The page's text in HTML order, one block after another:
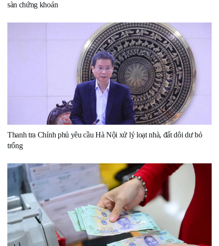
sàn chứng khoán
Thanh tra Chính phủ yêu cầu Hà Nội xử lý loạt nhà, đất dôi dư bỏ
trống